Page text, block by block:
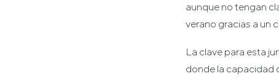
aunque no tengan
verano gracias a un
La clave para esta
donde la capacidad